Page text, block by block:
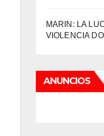
MARIN: LA
VIOLENCIA
ANUNCIOS